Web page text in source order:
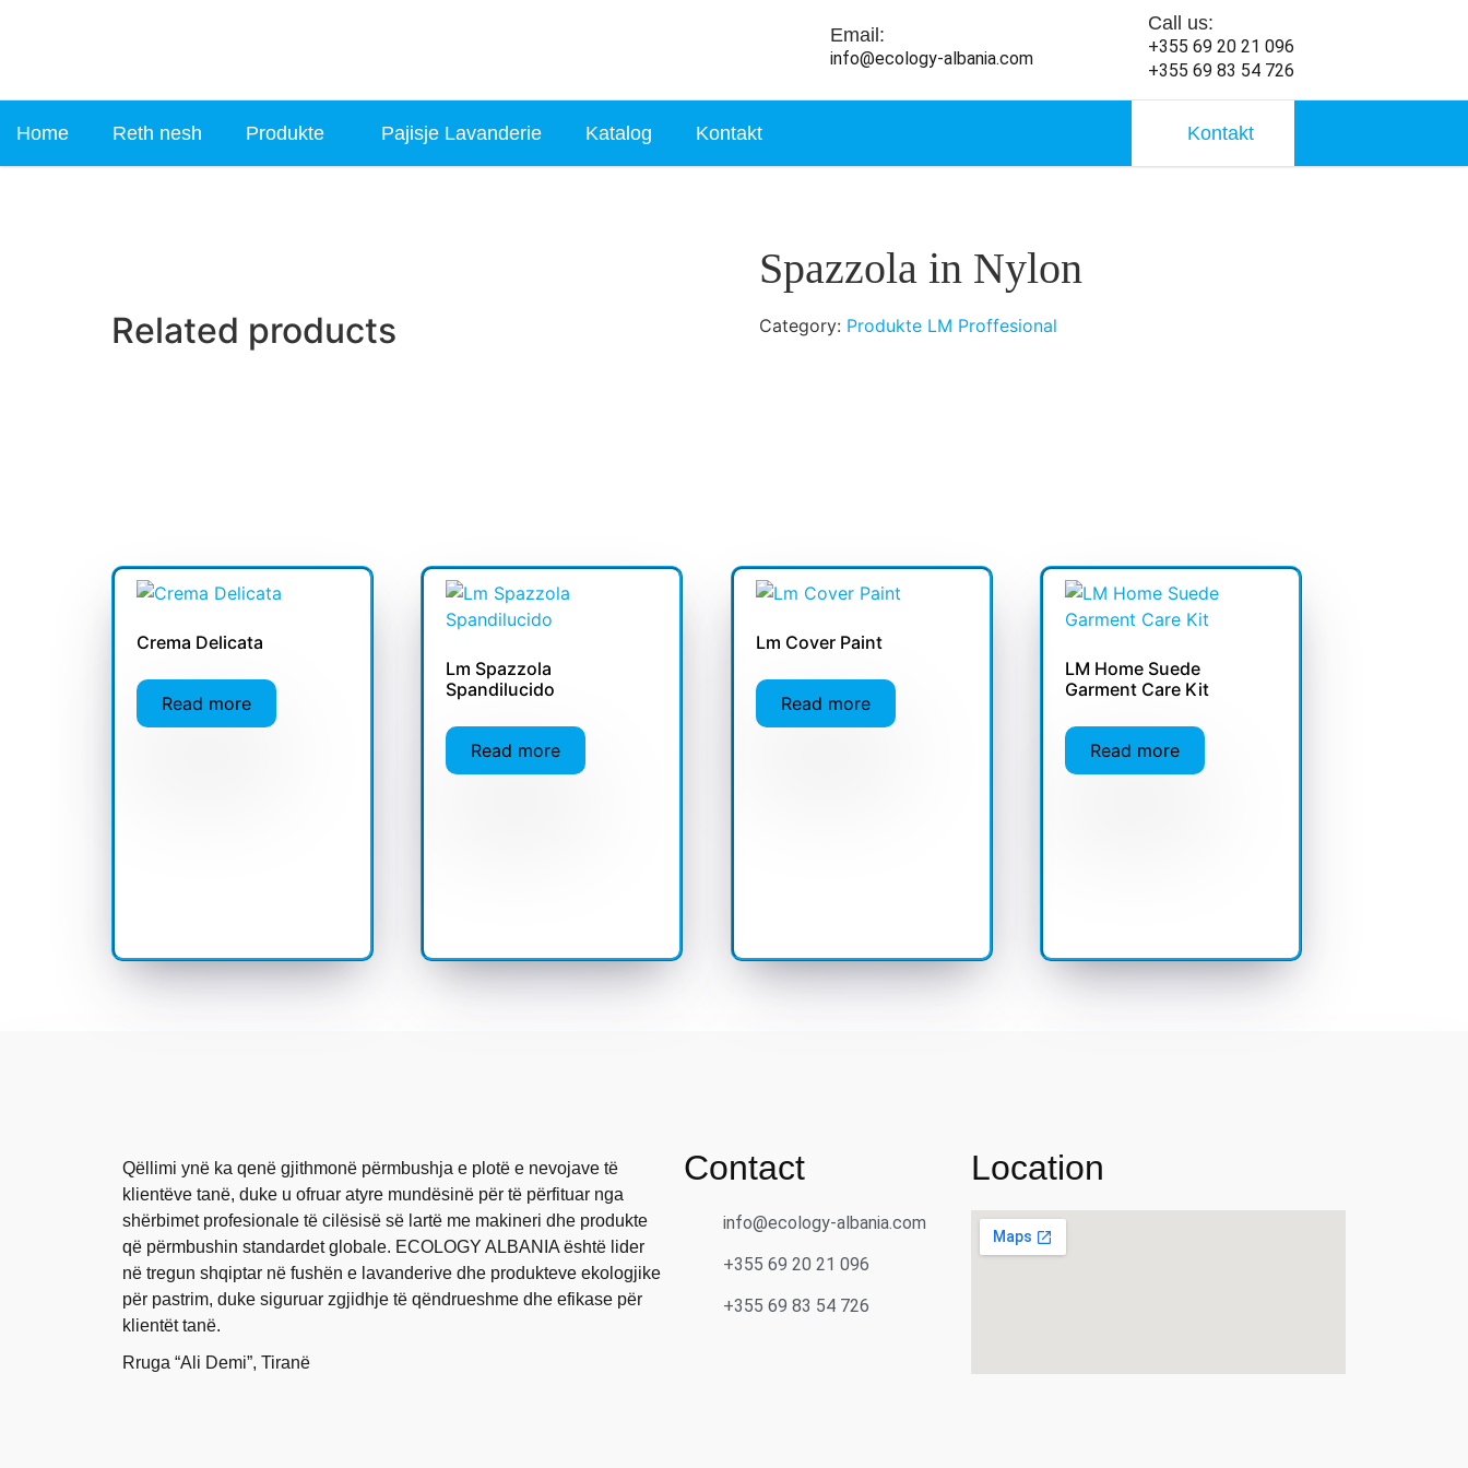
Email:
info@ecology-albania.com
Call us:
+355 69 20 21 096
+355 69 83 54 726
Home Reth nesh Produkte Pajisje Lavanderie Katalog Kontakt Kontakt
Spazzola in Nylon
Category: Produkte LM Proffesional
Related products
Crema Delicata
Read more
Lm Spazzola
Spandilucido
Read more
Lm Cover Paint
Read more
LM Home Suede
Garment Care Kit
Read more
Qëllimi ynë ka qenë gjithmonë përmbushja e plotë e nevojave të
klientëve tanë, duke u ofruar atyre mundësinë për të përfituar nga
shërbimet profesionale të cilësisë së lartë me makineri dhe produkte
që përmbushin standardet globale. ECOLOGY ALBANIA është lider
në tregun shqiptar në fushën e lavanderive dhe produkteve ekologjike
për pastrim, duke siguruar zgjidhje të qëndrueshme dhe efikase për
klientët tanë.
Rruga “Ali Demi”, Tiranë
Contact
info@ecology-albania.com
+355 69 20 21 096
+355 69 83 54 726
Location